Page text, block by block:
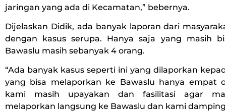
jaringan yang ada di Kecamatan,” bebernya.
Dijelaskan Didik, ada banyak laporan dari
dengan kasus serupa. Hanya saja yang masih
Bawaslu masih sebanyak 4 orang.
“Ada banyak kasus seperti ini yang dilaporkan
yang bisa melaporkan ke Bawaslu hanya empat
kami masih upayakan dan fasilitasi agar
melaporkan langsung ke Bawaslu dan kami